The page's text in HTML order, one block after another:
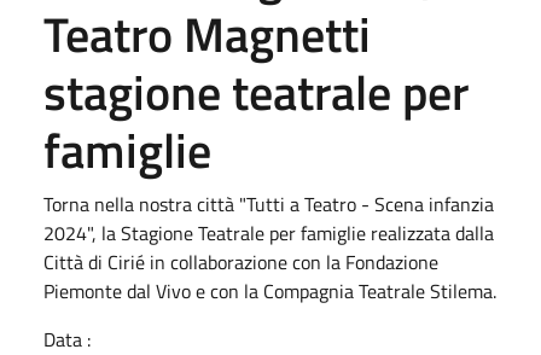
Teatro Magnetti
stagione teatrale per
famiglie
Torna nella nostra città "Tutti a Teatro - Scena infanzia
2024", la Stagione Teatrale per famiglie realizzata dalla
Città di Cirié in collaborazione con la Fondazione
Piemonte dal Vivo e con la Compagnia Teatrale Stilema.
Data :